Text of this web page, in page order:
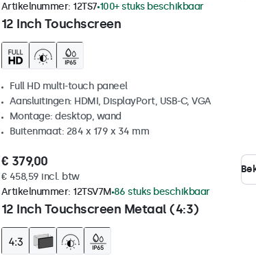
12 Inch Touchscreen
Artikelnummer: 12TS7 100+ stuks beschikbaar
Full HD multi-touch paneel
Aansluitingen: HDMI, DisplayPort, USB-C, VGA
Montage: desktop, wand
Buitenmaat: 284 x 179 x 34 mm
€ 379,00
€ 458,59 incl. btw
12 Inch Touchscreen Metaal (4:3)
Artikelnummer: 12TSV7M 86 stuks beschikbaar